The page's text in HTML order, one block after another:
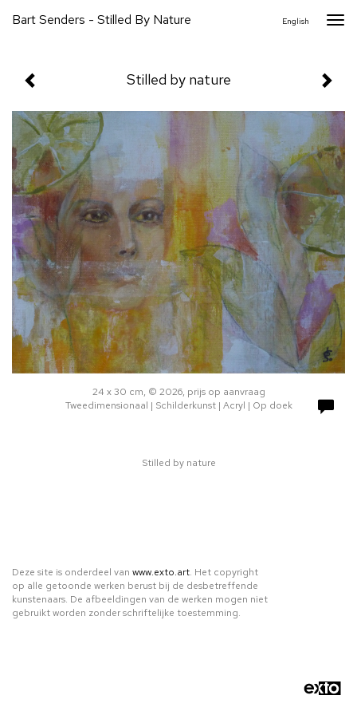
Bart Senders - Stilled By Nature English
Stilled by nature
24 x 30 cm, © 2026, prijs op aanvraag
Tweedimensionaal | Schilderkunst | Acryl | Op doek
Stilled by nature
Deze site is onderdeel van www.exto.art. Het copyright
op alle getoonde werken berust bij de desbetreffende
kunstenaars. De afbeeldingen van de werken mogen niet
gebruikt worden zonder schriftelijke toestemming.